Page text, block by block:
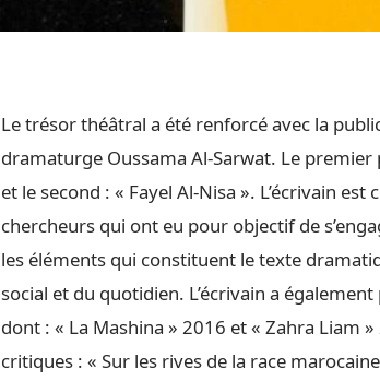
Le trésor théâtral a été renforcé avec la
dramaturge Oussama Al-Sarwat. Le
et le second : « Fayel Al-Nisa ». L’écrivain
chercheurs qui ont eu pour objectif de
les éléments qui constituent le texte
social et du quotidien. L’écrivain a
dont : « La Mashina » 2016 et « Zahra Liam
critiques : « Sur les rives de la race